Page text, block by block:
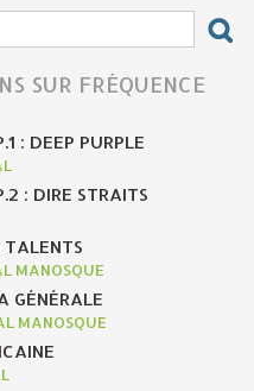
SUR FRÉQUENCE
: DEEP PURPLE
: DIRE STRAITS
TALENTS
MANOSQUE
GÉNÉRALE
MANOSQUE